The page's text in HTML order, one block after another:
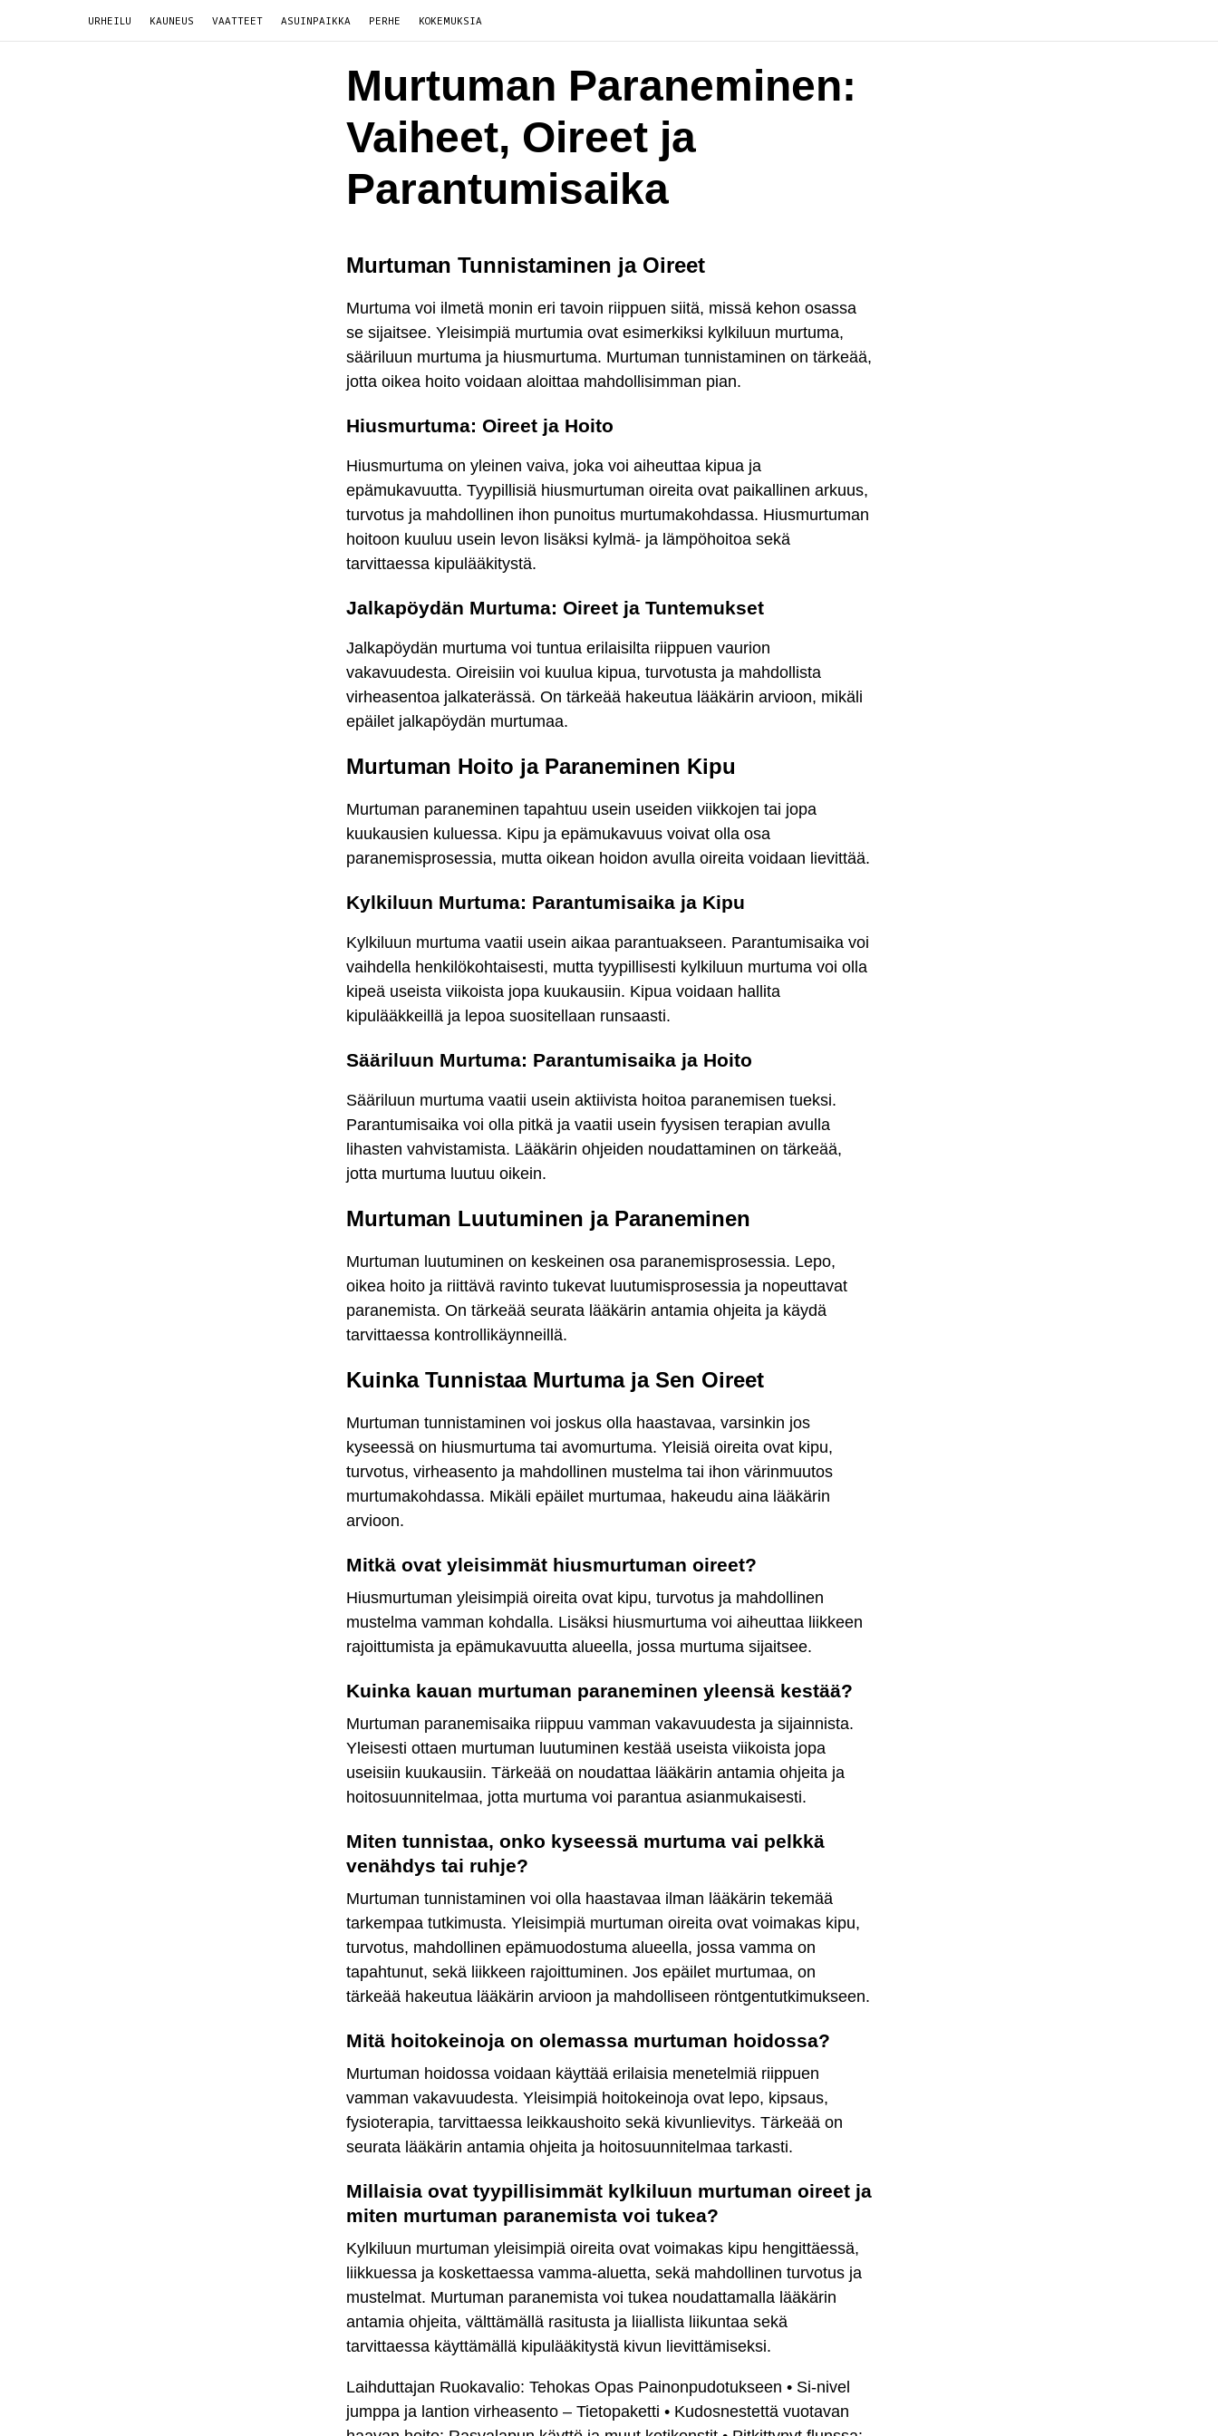
URHEILU KAUNEUS VAATTEET ASUINPAIKKA PERHE KOKEMUKSIA
Murtuman Paraneminen:
Vaiheet, Oireet ja
Parantumisaika
Murtuman Tunnistaminen ja Oireet
Murtuma voi ilmetä monin eri tavoin riippuen siitä, missä kehon osassa
se sijaitsee. Yleisimpiä murtumia ovat esimerkiksi kylkiluun murtuma,
sääriluun murtuma ja hiusmurtuma. Murtuman tunnistaminen on tärkeää,
jotta oikea hoito voidaan aloittaa mahdollisimman pian.
Hiusmurtuma: Oireet ja Hoito
Hiusmurtuma on yleinen vaiva, joka voi aiheuttaa kipua ja
epämukavuutta. Tyypillisiä hiusmurtuman oireita ovat paikallinen arkuus,
turvotus ja mahdollinen ihon punoitus murtumakohdassa. Hiusmurtuman
hoitoon kuuluu usein levon lisäksi kylmä- ja lämpöhoitoa sekä
tarvittaessa kipulääkitystä.
Jalkapöydän Murtuma: Oireet ja Tuntemukset
Jalkapöydän murtuma voi tuntua erilaisilta riippuen vaurion
vakavuudesta. Oireisiin voi kuulua kipua, turvotusta ja mahdollista
virheasentoa jalkaterässä. On tärkeää hakeutua lääkärin arvioon, mikäli
epäilet jalkapöydän murtumaa.
Murtuman Hoito ja Paraneminen Kipu
Murtuman paraneminen tapahtuu usein useiden viikkojen tai jopa
kuukausien kuluessa. Kipu ja epämukavuus voivat olla osa
paranemisprosessia, mutta oikean hoidon avulla oireita voidaan lievittää.
Kylkiluun Murtuma: Parantumisaika ja Kipu
Kylkiluun murtuma vaatii usein aikaa parantuakseen. Parantumisaika voi
vaihdella henkilökohtaisesti, mutta tyypillisesti kylkiluun murtuma voi olla
kipeä useista viikoista jopa kuukausiin. Kipua voidaan hallita
kipulääkkeillä ja lepoa suositellaan runsaasti.
Sääriluun Murtuma: Parantumisaika ja Hoito
Sääriluun murtuma vaatii usein aktiivista hoitoa paranemisen tueksi.
Parantumisaika voi olla pitkä ja vaatii usein fyysisen terapian avulla
lihasten vahvistamista. Lääkärin ohjeiden noudattaminen on tärkeää,
jotta murtuma luutuu oikein.
Murtuman Luutuminen ja Paraneminen
Murtuman luutuminen on keskeinen osa paranemisprosessia. Lepo,
oikea hoito ja riittävä ravinto tukevat luutumisprosessia ja nopeuttavat
paranemista. On tärkeää seurata lääkärin antamia ohjeita ja käydä
tarvittaessa kontrollikäynneillä.
Kuinka Tunnistaa Murtuma ja Sen Oireet
Murtuman tunnistaminen voi joskus olla haastavaa, varsinkin jos
kyseessä on hiusmurtuma tai avomurtuma. Yleisiä oireita ovat kipu,
turvotus, virheasento ja mahdollinen mustelma tai ihon värinmuutos
murtumakohdassa. Mikäli epäilet murtumaa, hakeudu aina lääkärin
arvioon.
Mitkä ovat yleisimmät hiusmurtuman oireet?
Hiusmurtuman yleisimpiä oireita ovat kipu, turvotus ja mahdollinen
mustelma vamman kohdalla. Lisäksi hiusmurtuma voi aiheuttaa liikkeen
rajoittumista ja epämukavuutta alueella, jossa murtuma sijaitsee.
Kuinka kauan murtuman paraneminen yleensä kestää?
Murtuman paranemisaika riippuu vamman vakavuudesta ja sijainnista.
Yleisesti ottaen murtuman luutuminen kestää useista viikoista jopa
useisiin kuukausiin. Tärkeää on noudattaa lääkärin antamia ohjeita ja
hoitosuunnitelmaa, jotta murtuma voi parantua asianmukaisesti.
Miten tunnistaa, onko kyseessä murtuma vai pelkkä
venähdys tai ruhje?
Murtuman tunnistaminen voi olla haastavaa ilman lääkärin tekemää
tarkempaa tutkimusta. Yleisimpiä murtuman oireita ovat voimakas kipu,
turvotus, mahdollinen epämuodostuma alueella, jossa vamma on
tapahtunut, sekä liikkeen rajoittuminen. Jos epäilet murtumaa, on
tärkeää hakeutua lääkärin arvioon ja mahdolliseen röntgentutkimukseen.
Mitä hoitokeinoja on olemassa murtuman hoidossa?
Murtuman hoidossa voidaan käyttää erilaisia menetelmiä riippuen
vamman vakavuudesta. Yleisimpiä hoitokeinoja ovat lepo, kipsaus,
fysioterapia, tarvittaessa leikkaushoito sekä kivunlievitys. Tärkeää on
seurata lääkärin antamia ohjeita ja hoitosuunnitelmaa tarkasti.
Millaisia ovat tyypillisimmät kylkiluun murtuman oireet ja
miten murtuman paranemista voi tukea?
Kylkiluun murtuman yleisimpiä oireita ovat voimakas kipu hengittäessä,
liikkuessa ja koskettaessa vamma-aluetta, sekä mahdollinen turvotus ja
mustelmat. Murtuman paranemista voi tukea noudattamalla lääkärin
antamia ohjeita, välttämällä rasitusta ja liiallista liikuntaa sekä
tarvittaessa käyttämällä kipulääkitystä kivun lievittämiseksi.
Laihduttajan Ruokavalio: Tehokas Opas Painonpudotukseen • Si-nivel
jumppa ja lantion virheasento – Tietopaketti • Kudosnestettä vuotavan